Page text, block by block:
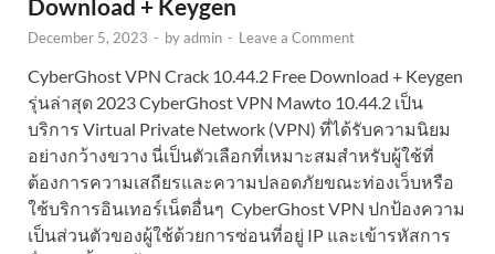
Download + Keygen
December 5, 2023 - byadmin - Leave a Comment
CyberGhost VPN Crack 10.44.2 Free Download + Keygen
รุ่นล่าสุด 2023 CyberGhost VPN Mawto 10.44.2 เป็น
บริการ Virtual Private Network (VPN) ที่ได้รับความนิยม
อย่างกว้างขวาง นี่เป็นตัวเลือกที่เหมาะสมสำหรับผู้ใช้ที่
ต้องการความเสถียรและความปลอดภัยขณะท่องเว็บหรือ
ใช้บริการอินเทอร์เน็ตอื่นๆ CyberGhost VPN ปกป้องความ
เป็นส่วนตัวของผู้ใช้ด้วยการซ่อนที่อยู่ IP และเข้ารหัสการ